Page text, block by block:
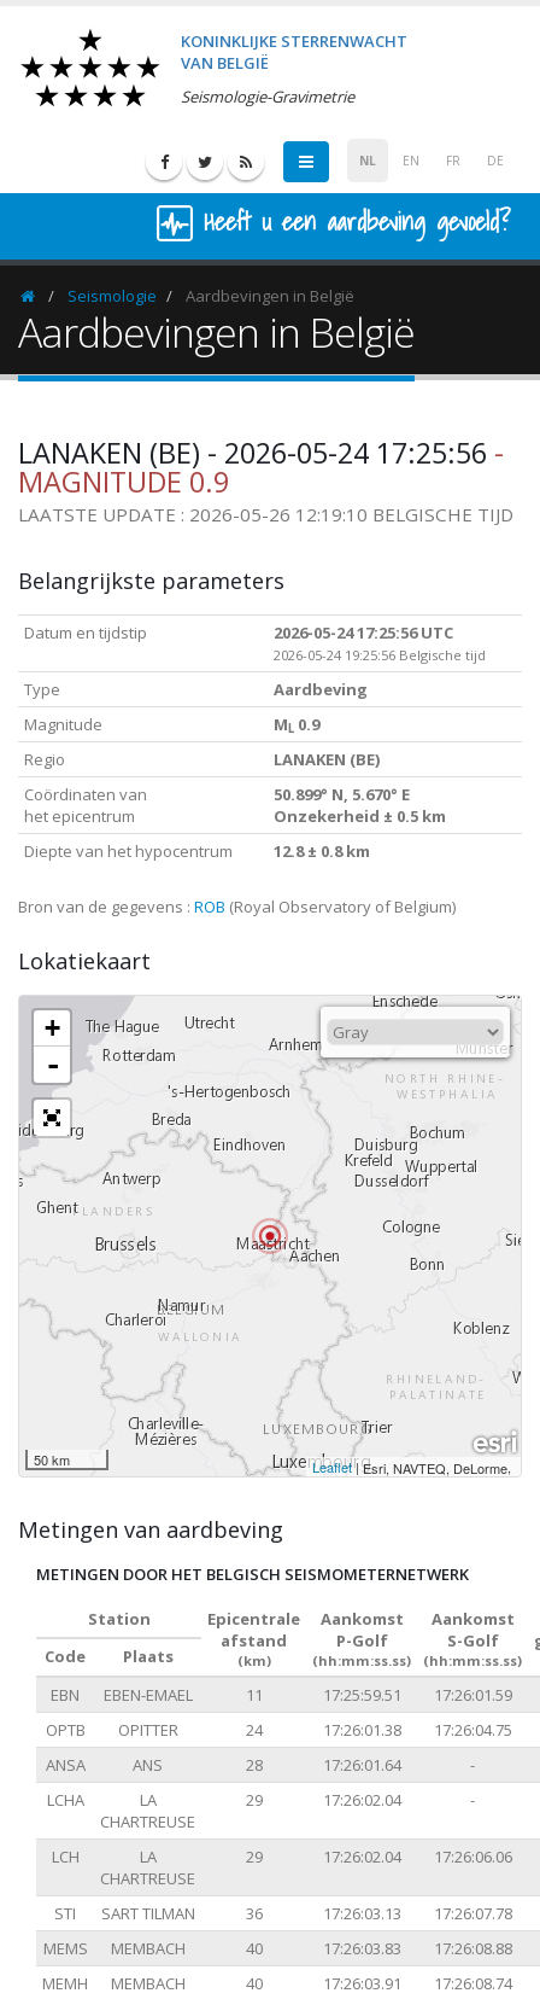
KONINKLIJKE STERRENWACHT
VAN BELGIË
Seismologie-Gravimetrie
NL EN FR DE
Heeft u een aardbeving gevoeld?
HomepageSeismologie Aardbevingen in België
Aardbevingen in België
LANAKEN (BE) - 2026-05-24 17:25:56 -
MAGNITUDE 0.9
LAATSTE UPDATE : 2026-05-26 12:19:10 BELGISCHE TIJD
Belangrijkste parameters
Datum en tijdstip 2026-05-24 17:25:56 UTC
2026-05-24 19:25:56 Belgische tijd
Type
Aardbeving
Magnitude
M L 0.9
Regio
LANAKEN (BE)
Coördinaten van
het epicentrum
50.899° N, 5.670° E
Onzekerheid ± 0.5 km
Diepte van het hypocentrum
12.8 ± 0.8 km
Bron van de gegevens : ROB (Royal Observatory of Belgium)
Lokatiekaart
+
-
50 km Leaflet|Esri, NAVTEQ, DeLorme,
Metingen van aardbeving
METINGEN DOOR HET BELGISCH SEISMOMETERNETWERK
Station
Epicentrale
afstand
(km)
Aankomst
P-Golf
(hh:mm:ss.ss)
Aankomst
S-Golf
(hh:mm:ss.ss)
Code
Plaats
EBN
EBEN-EMAEL 11 17:25:59.51
17:26:01.59
OPTB
OPITTER 24 17:26:01.38
17:26:04.75
ANSA
ANS 28 17:26:01.64
-
LCHA
LA
CHARTREUSE
29 17:26:02.04 -
LCH
LA
CHARTREUSE
29 17:26:02.04 17:26:06.06
STI SART TILMAN 36 17:26:03.13
17:26:07.78
MEMS
MEMBACH 40 17:26:03.83
17:26:08.88
MEMH
MEMBACH 40 17:26:03.91
17:26:08.74